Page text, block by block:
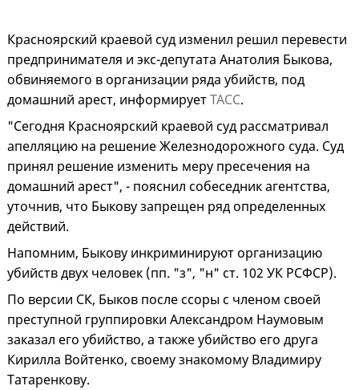
Красноярский краевой суд изменил решил перевести
предпринимателя и экс-депутата Анатолия Быкова,
обвиняемого в организации ряда убийств, под
домашний арест, информируетТАСС.
"Сегодня Красноярский краевой суд рассматривал
апелляцию на решение Железнодорожного суда. Суд
принял решение изменить меру пресечения на
домашний арест", - пояснил собеседник агентства,
уточнив, что Быкову запрещен ряд определенных
действий.
Напомним, Быкову инкриминируют организацию
убийств двух человек (пп. "з", "н" ст. 102 УК РСФСР).
По версии СК, Быков после ссоры с членом своей
преступной группировки Александром Наумовым
заказал его убийство, а также убийство его друга
Кирилла Войтенко, своему знакомому Владимиру
Татаренкову.